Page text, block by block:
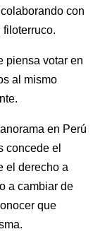
con
filoterruco.
piensa votar en
al mismo
en Perú
concede el
el derecho a
a cambiar de
que